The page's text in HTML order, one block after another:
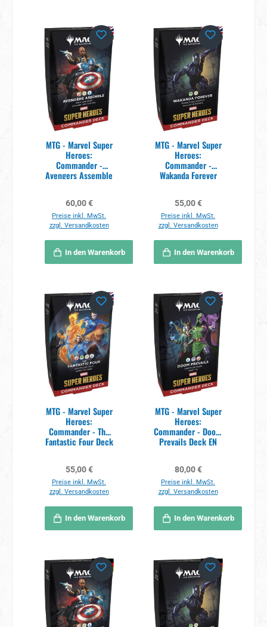
MTG - Marvel Super
Heroes:
Commander -
Avengers Assemble
Regulärer Preis:
60,00 €
Preise inkl. MwSt.
zzgl. Versandkosten
In den Warenkorb
MTG - Marvel Super
Heroes:
Commander -
Wakanda Forever
Regulärer Preis:
55,00 €
Preise inkl. MwSt.
zzgl. Versandkosten
In den Warenkorb
MTG - Marvel Super
Heroes:
Commander - The
Fantastic Four Deck
Regulärer Preis:
55,00 €
Preise inkl. MwSt.
zzgl. Versandkosten
In den Warenkorb
MTG - Marvel Super
Heroes:
Commander - Doom
Prevails Deck EN
Regulärer Preis:
80,00 €
Preise inkl. MwSt.
zzgl. Versandkosten
In den Warenkorb